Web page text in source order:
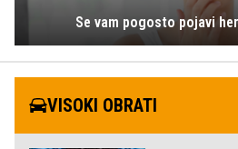
Se vam pogosto pojavi
VISOKI OBRATI